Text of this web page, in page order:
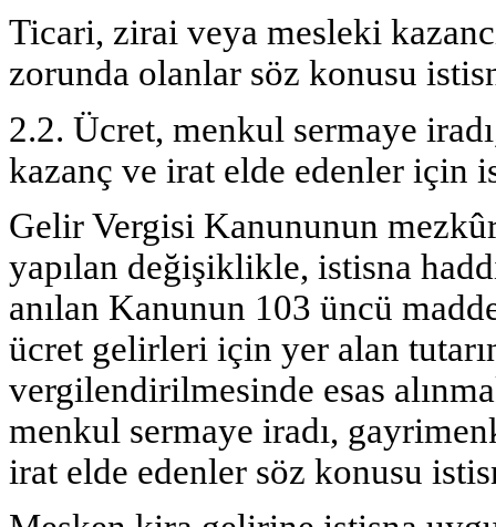
Ticari, zirai veya mesleki
zorunda olanlar söz konusu
2.2. Ücret, menkul sermaye
kazanç ve irat elde edenler için
Gelir Vergisi Kanununun
yapılan değişiklikle, istisna
anılan Kanunun 103 üncü
ücret gelirleri için yer alan
vergilendirilmesinde esas
menkul sermaye iradı,
irat elde edenler söz konusu